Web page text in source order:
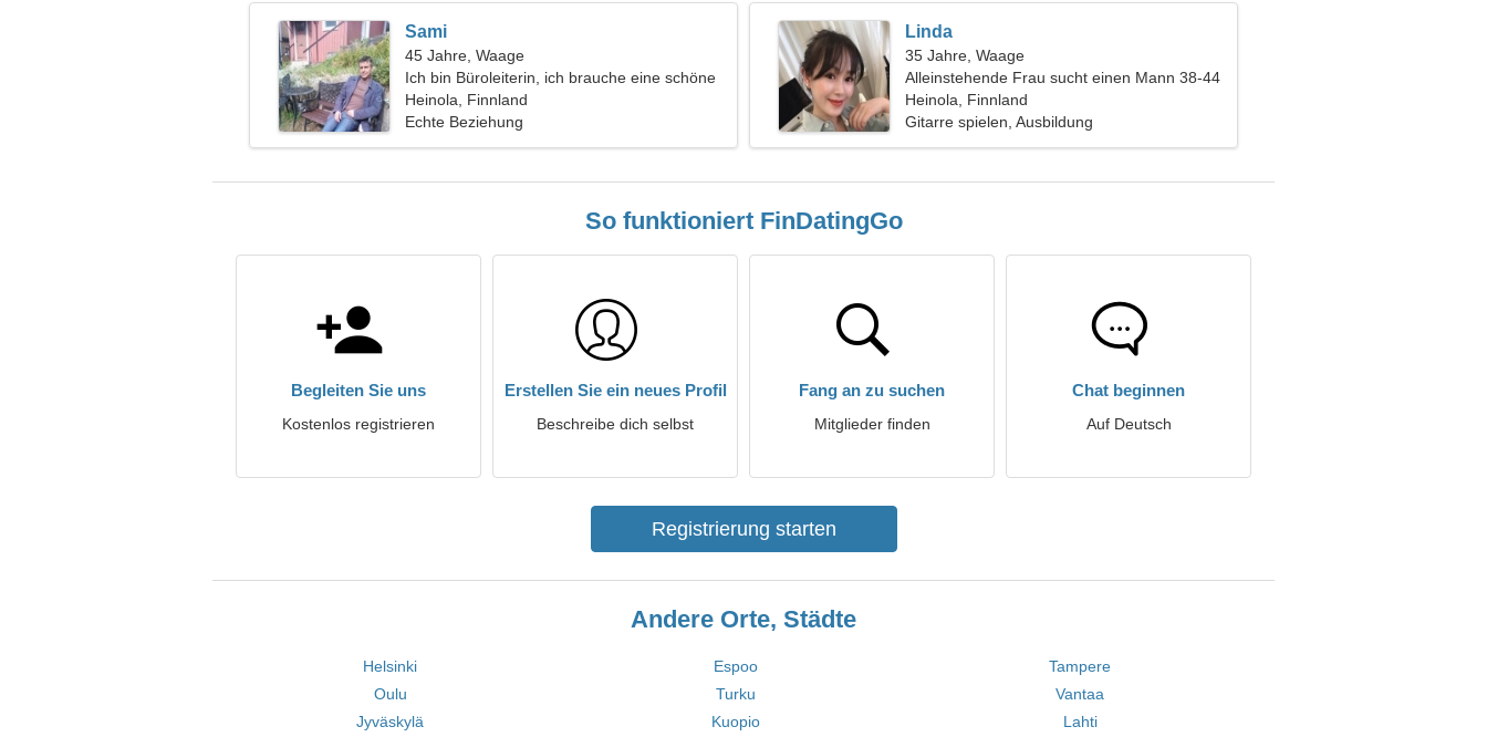
Sami
45 Jahre, Waage
Ich bin Büroleiterin, ich brauche eine schöne
Frau
Heinola, Finnland
Echte Beziehung
Linda
35 Jahre, Waage
Alleinstehende Frau sucht einen Mann 38-44
Heinola, Finnland
Gitarre spielen, Ausbildung
So funktioniert FinDatingGo
Begleiten Sie uns
Kostenlos registrieren
Erstellen Sie ein neues Profil
Beschreibe dich selbst
Fang an zu suchen
Mitglieder finden
Chat beginnen
Auf Deutsch
Registrierung starten
Andere Orte, Städte
Helsinki Espoo
Tampere
Oulu
Turku
Vantaa
Jyväskylä
Kuopio Lahti